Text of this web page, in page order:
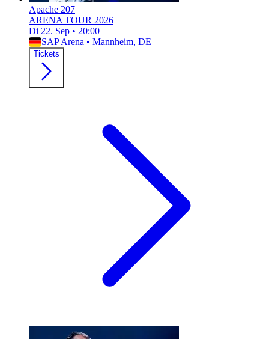
Apache 207
ARENA TOUR 2026
Di 22. Sep • 20:00
SAP Arena • Mannheim, DE
Tickets